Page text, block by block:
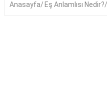
Anasayfa Eş Anlamlısı Nedir?